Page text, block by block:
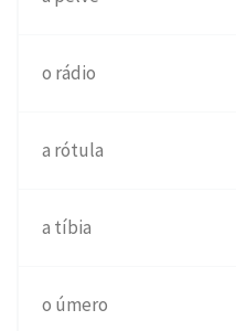
o rádio
a rótula
a tíbia
o úmero